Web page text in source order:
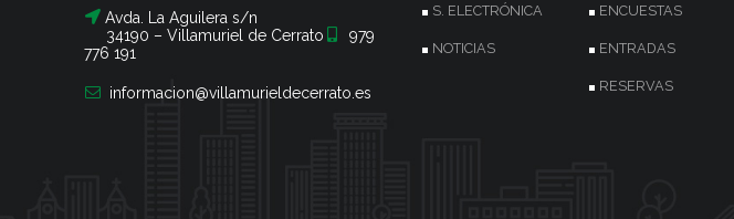
Avda. La Aguilera s/n
34190 – Villamuriel de Cerrato
979
776 191
informacion@villamurieldecerrato.es
S. ELECTRÓNICA
NOTICIAS
ENCUESTAS
ENTRADAS
RESERVAS